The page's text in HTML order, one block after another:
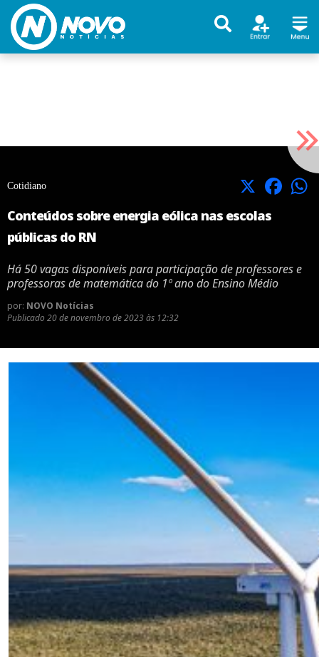
Cotidiano X Facebook
Conteúdos sobre energia eólica nas escolas
públicas do RN
Há 50 vagas disponíveis para participação de professores e
professoras de matemática do 1º ano do Ensino Médio
por: NOVO Notícias
Publicado 20 de novembro de 2023 às 12:32